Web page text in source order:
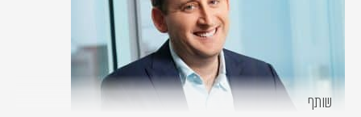
שותף